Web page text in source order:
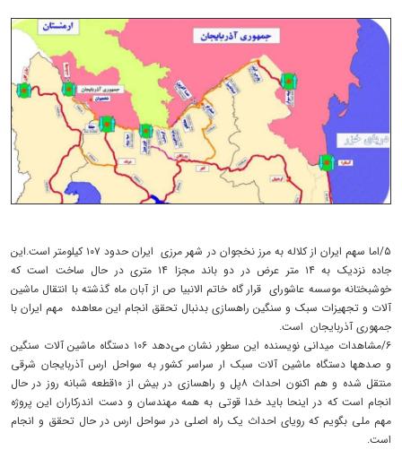
۵/اما سهم ایران از کلاله به مرز نخجوان در شهر مرزی ایران حدود ۱۰۷ کیلومتر است.این
جاده نزدیک به ۱۴ متر عرض در دو باند مجزا ۱۴ متری در حال ساخت است که
خوشبختانه موسسه عاشورای قرار گاه خاتم الانبیا ص از آبان ماه گذشته با انتقال ماشین
آلات و تجهیزات سبک و سنگین راهسازی بدنبال تحقق انجام این معاهده مهم ایران با
جمهوری آذربایجان است.
۶/مشاهدات میدانی نویسنده این سطور نشان می‌دهد ۱۰۶ دستگاه ماشین آلات سنگین
و صدهها دستگاه ماشین آلات سبک ار سراسر کشور به سواحل ارس آذربایجان شرقی
منتقل شده و هم اکنون احداث ۸پل و راهسازی در بیش از ۱۰قطعه شبانه روز در حال
انجام است که در اینحا باید خدا قوتی به همه مهندسان و دست اندرکاران این پروژه
مهم ملی بگویم که رویای احداث یک راه اصلی در سواحل ارس در حال تحقق و انجام
است.